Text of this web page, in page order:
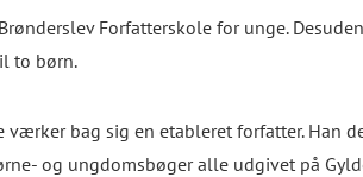
Forfatterskole for unge.
to børn.
bag sig en etableret forfatter. Han
og ungdomsbøger alle udgivet på